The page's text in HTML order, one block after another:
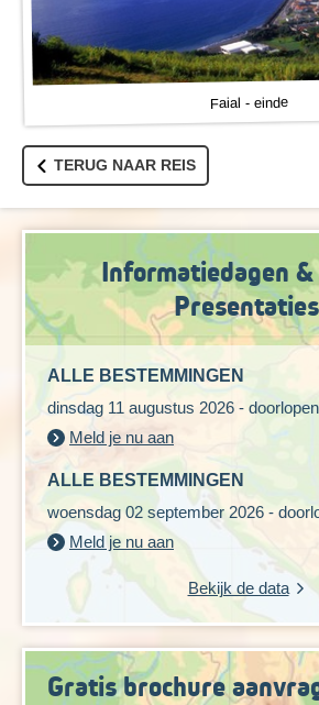
Faial - einde
TERUG NAAR REIS
Informatiedagen &
Presentaties
ALLE BESTEMMINGEN
dinsdag 11 augustus 2026 -
Meld je nu aan
ALLE BESTEMMINGEN
woensdag 02 september 2026 -
Meld je nu aan
Bekijk de data
Gratis brochure